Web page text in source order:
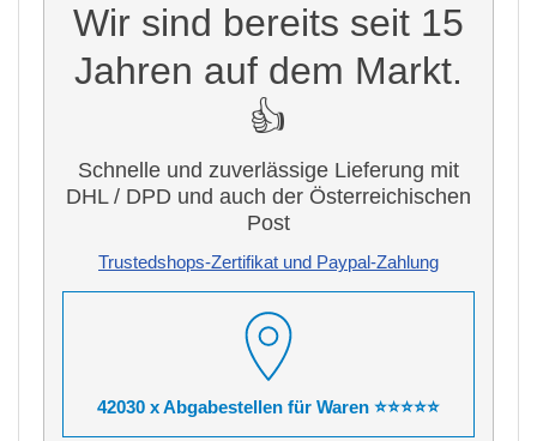
Wir sind bereits seit 15
Jahren auf dem Markt.
👍
Schnelle und zuverlässige Lieferung mit
DHL / DPD und auch der Österreichischen
Post
Trustedshops-Zertifikat und Paypal-Zahlung
42030 x Abgabestellen für Waren ⭐⭐⭐⭐⭐